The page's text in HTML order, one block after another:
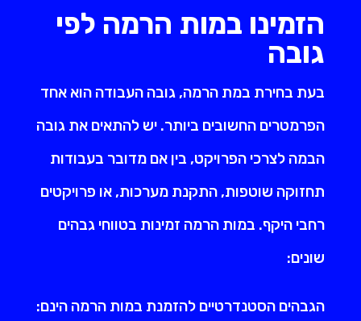
הזמינו במות הרמה לפי
גובה
בעת בחירת במת הרמה, גובה העבודה הוא אחד
הפרמטרים החשובים ביותר. יש להתאים את גובה
הבמה לצרכי הפרויקט, בין אם מדובר בעבודות
תחזוקה שוטפות, התקנת מערכות, או פרויקטים
רחבי היקף. במות הרמה זמינות בטווחי גבהים
שונים:
הגבהים הסטנדרטיים להזמנת במות הרמה הינם: